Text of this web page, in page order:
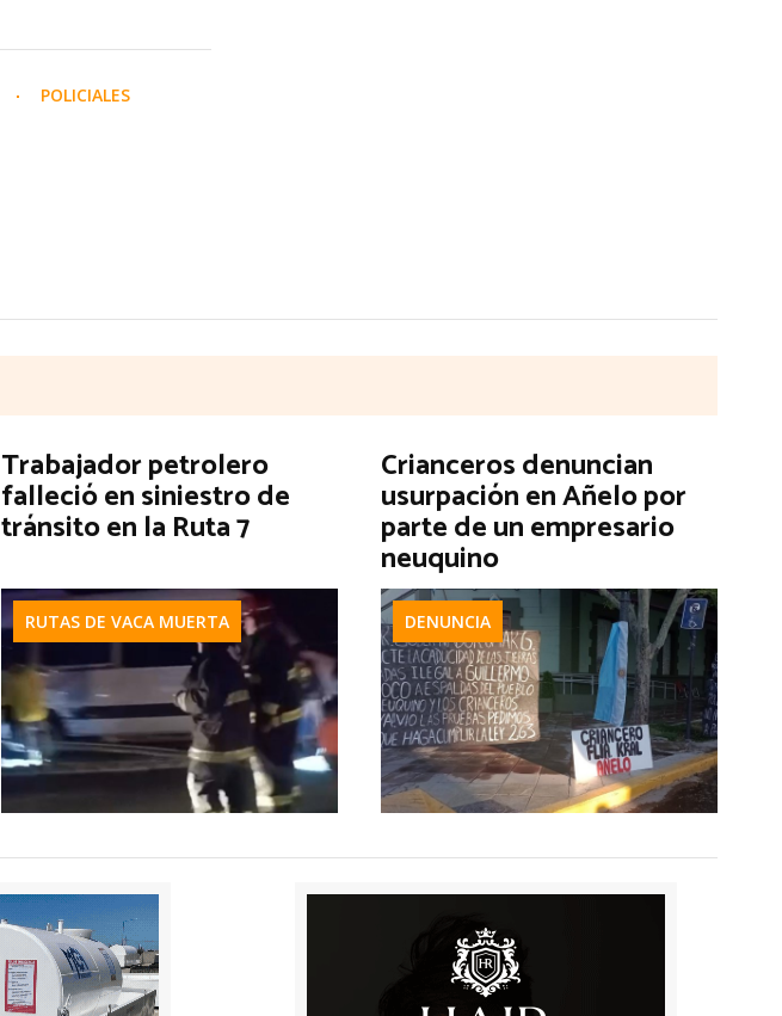
POLICIALES
Trabajador petrolero
falleció en siniestro de
tránsito en la Ruta 7
RUTAS DE VACA MUERTA
Crianceros denuncian
usurpación en Añelo por
parte de un empresario
neuquino
DENUNCIA